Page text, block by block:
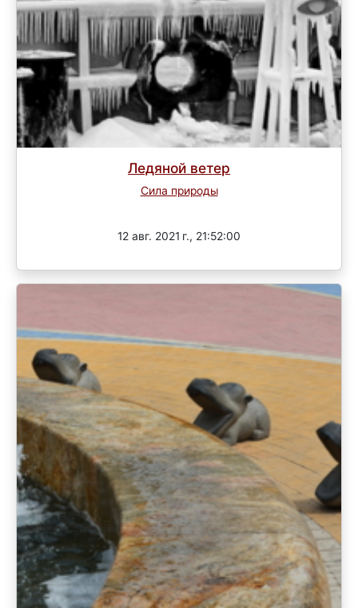
Ледяной ветер
Сила природы
12 авг. 2021 г., 21:52:00